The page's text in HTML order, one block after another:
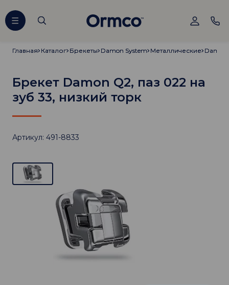
Главная
Главная Каталог
Каталог Брекеты
Брекеты Damon System
Damon System Металлические
Металлические Damon
Damon
Брекет Damon Q2, паз 022 на
зуб 33, низкий торк
Артикул: 491-8833